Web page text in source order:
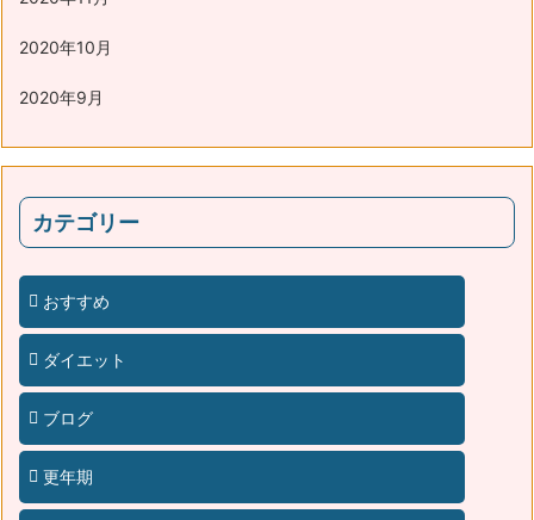
2020年10月
2020年9月
カテゴリー
おすすめ
ダイエット
ブログ
更年期